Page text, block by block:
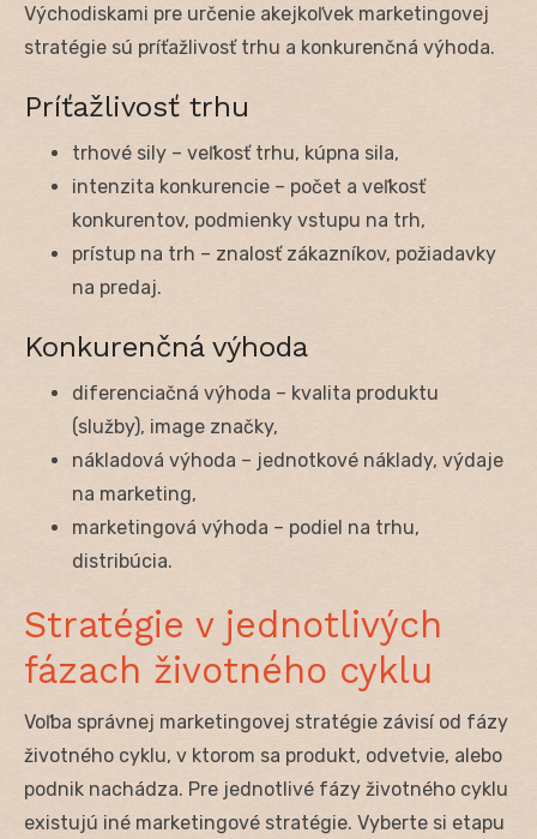
Východiskami pre určenie akejkoľvek marketingovej
stratégie sú príťažlivosť trhu a konkurenčná výhoda.
Príťažlivosť trhu
trhové sily – veľkosť trhu, kúpna sila,
intenzita konkurencie – počet a veľkosť
konkurentov, podmienky vstupu na trh,
prístup na trh – znalosť zákazníkov, požiadavky
na predaj.
Konkurenčná výhoda
diferenciačná výhoda – kvalita produktu
(služby), image značky,
nákladová výhoda – jednotkové náklady, výdaje
na marketing,
marketingová výhoda – podiel na trhu,
distribúcia.
Stratégie v jednotlivých
fázach životného cyklu
Voľba správnej marketingovej stratégie závisí od fázy
životného cyklu, v ktorom sa produkt, odvetvie, alebo
podnik nachádza. Pre jednotlivé fázy životného cyklu
existujú iné marketingové stratégie. Vyberte si etapu